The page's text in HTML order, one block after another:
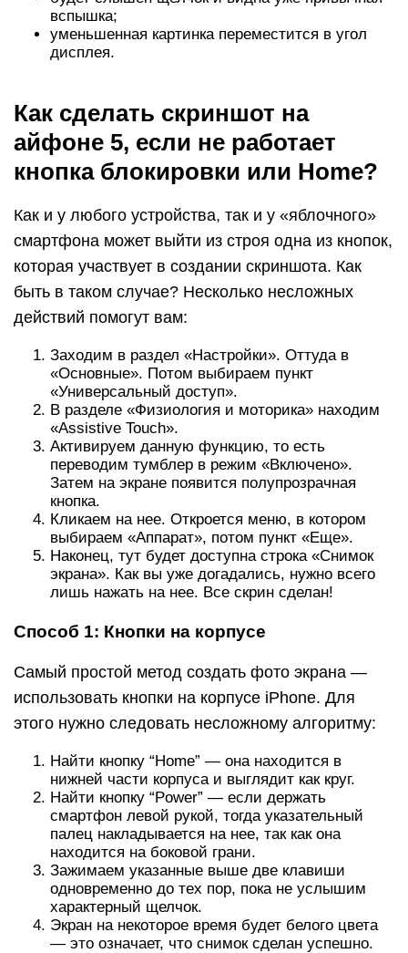
вспышка;
уменьшенная картинка переместится в угол
дисплея.
Как сделать скриншот на
айфоне 5, если не работает
кнопка блокировки или Home?
Как и у любого устройства, так и у «яблочного»
смартфона может выйти из строя одна из кнопок,
которая участвует в создании скриншота. Как
быть в таком случае? Несколько несложных
действий помогут вам:
Заходим в раздел «Настройки». Оттуда в
«Основные». Потом выбираем пункт
«Универсальный доступ».
В разделе «Физиология и моторика» находим
«Assistive Touch».
Активируем данную функцию, то есть
переводим тумблер в режим «Включено».
Затем на экране появится полупрозрачная
кнопка.
Кликаем на нее. Откроется меню, в котором
выбираем «Аппарат», потом пункт «Еще».
Наконец, тут будет доступна строка «Снимок
экрана». Как вы уже догадались, нужно всего
лишь нажать на нее. Все скрин сделан!
Способ 1: Кнопки на корпусе
Самый простой метод создать фото экрана —
использовать кнопки на корпусе iPhone. Для
этого нужно следовать несложному алгоритму:
Найти кнопку “Home” — она находится в
нижней части корпуса и выглядит как круг.
Найти кнопку “Power” — если держать
смартфон левой рукой, тогда указательный
палец накладывается на нее, так как она
находится на боковой грани.
Зажимаем указанные выше две клавиши
одновременно до тех пор, пока не услышим
характерный щелчок.
Экран на некоторое время будет белого цвета
— это означает, что снимок сделан успешно.